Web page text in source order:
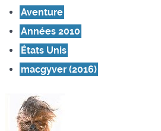
Aventure
Années 2010
États Unis
macgyver (2016)